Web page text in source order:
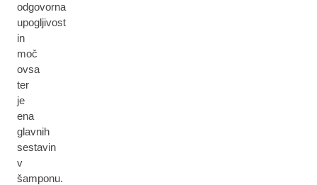
odgovorna
upogljivost
in
moč
ovsa
ter
je
ena
glavnih
sestavin
v
šamponu.